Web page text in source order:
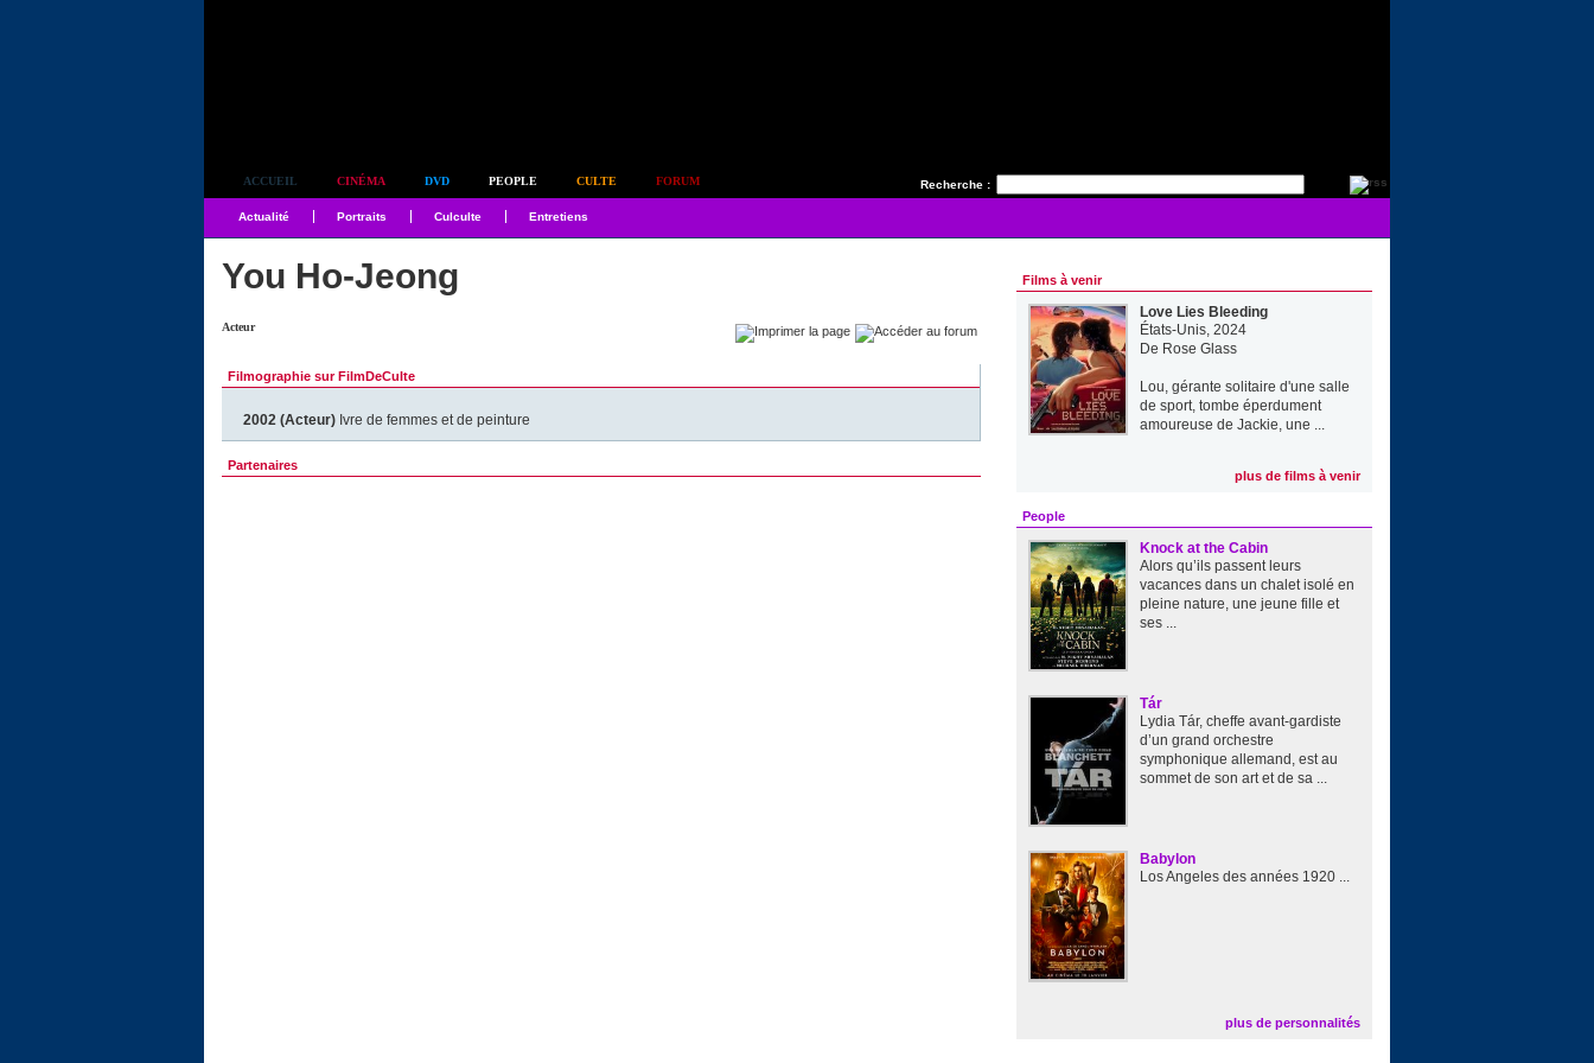
Recherche :
ACCUEIL CINÉMA DVD PEOPLE CULTE FORUM
Actualité Portraits Culculte Entretiens
You Ho-Jeong
Acteur
Filmographie sur FilmDeCulte
2002 (Acteur) Ivre de femmes et de peinture
Partenaires
Films à venir
Love Lies Bleeding
États-Unis, 2024
De Rose Glass
Lou, gérante solitaire d'une salle
de sport, tombe éperdument
amoureuse de Jackie, une ...
plus de films à venir
People
Knock at the Cabin
Alors qu’ils passent leurs
vacances dans un chalet isolé en
pleine nature, une jeune fille et
ses ...
Tár
Lydia Tár, cheffe avant-gardiste
d’un grand orchestre
symphonique allemand, est au
sommet de son art et de sa ...
Babylon
Los Angeles des années 1920 ...
plus de personnalités